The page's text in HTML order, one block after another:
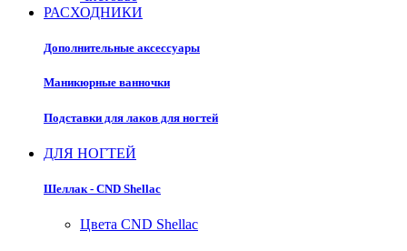
РАСХОДНИКИ
Дополнительные аксессуары
Маникюрные ванночки
Подставки для лаков для ногтей
ДЛЯ НОГТЕЙ
Шеллак - CND Shellac
Цвета CND Shellac